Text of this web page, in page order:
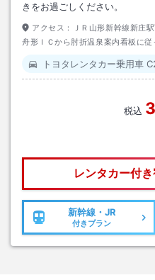
きをお過ごしください。
アクセス：
ＪＲ山形新幹線新庄
舟形ＩＣから肘折温泉案内看板に従
トヨタレンタカー乗用車
税込
レンタカー付き
新幹線・JR
付きプラン